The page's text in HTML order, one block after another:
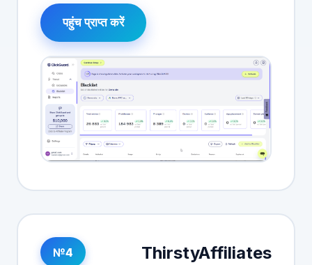
पहुंच प्राप्त करें
№4 ThirstyAffiliates